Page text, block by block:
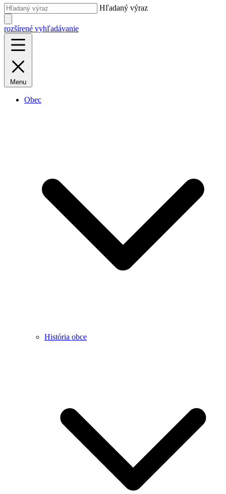
Hľadaný výraz
rozšírené vyhľadávanie
Menu
Obec
História obce